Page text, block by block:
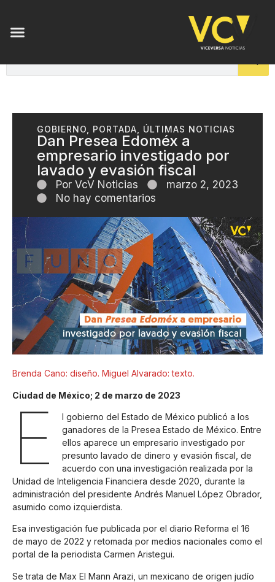
GOBIERNO PORTADA ÚLTIMAS NOTICIAS
Dan Presea Edoméx a
empresario investigado por
lavado y evasión fiscal
Por VcV Noticias
marzo 2, 2023
No hay comentarios
Brenda Cano: diseño. Miguel Alvarado: texto.
Ciudad de México; 2 de marzo de 2023
E
l gobierno del Estado de México publicó a los
ganadores de la Presea Estado de México. Entre
ellos aparece un empresario investigado por
presunto lavado de dinero y evasión fiscal, de
acuerdo con una investigación realizada por la
Unidad de Inteligencia Financiera desde 2020, durante la
administración del presidente Andrés Manuel López Obrador,
asumido como izquierdista.
Esa investigación fue publicada por el diario Reforma el 16
de mayo de 2022 y retomada por medios nacionales como el
portal de la periodista Carmen Aristegui.
Se trata de Max El Mann Arazi, un mexicano de origen judío